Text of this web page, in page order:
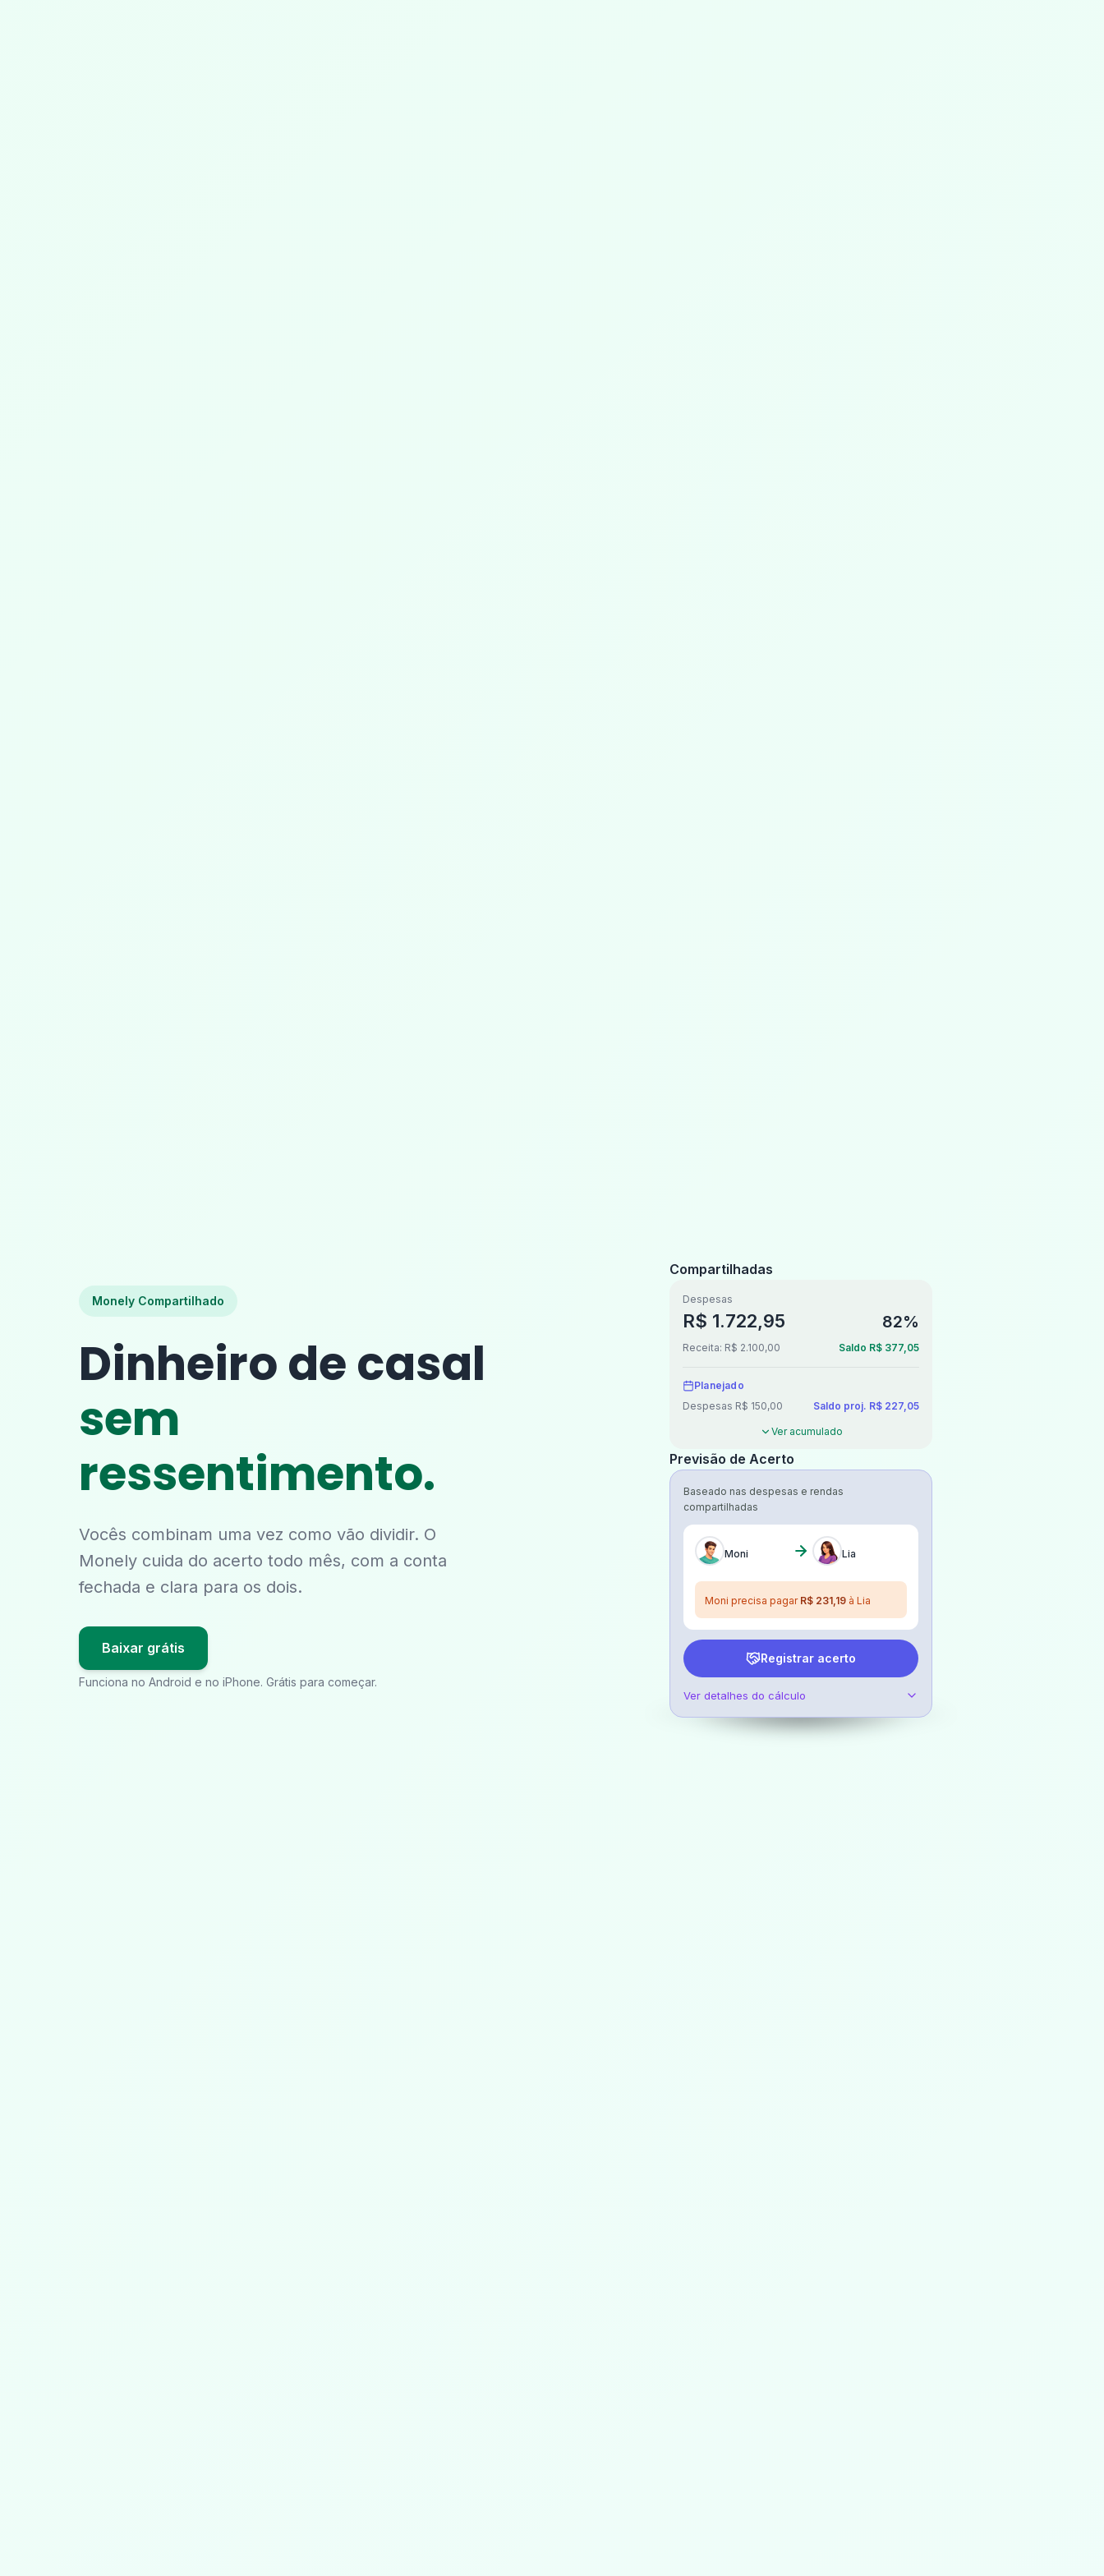
Monely Compartilhado
Dinheiro de casal
sem
ressentimento.
Vocês combinam uma vez como vão dividir. O
Monely cuida do acerto todo mês, com a conta
fechada e clara para os dois.
Baixar grátis
Funciona no Android e no iPhone. Grátis para começar.
Compartilhadas
Despesas
R$ 1.722,95 82%
Receita: R$ 2.100,00 Saldo R$ 377,05
Planejado
Despesas R$ 150,00
Saldo proj. R$ 227,05
Ver acumulado
Previsão de Acerto
Baseado nas despesas e rendas
compartilhadas
Moni Lia
Moni precisa pagar R$ 231,19 à Lia
Registrar acerto
Ver detalhes do cálculo